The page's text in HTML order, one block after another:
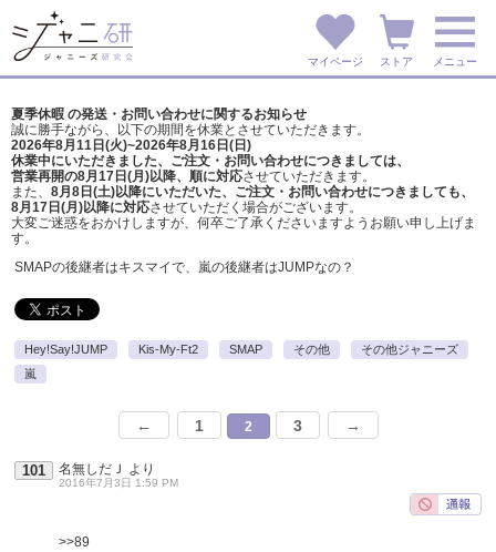
マイページ ストア メニュー
夏季休暇 の発送・お問い合わせに関するお知らせ
誠に勝手ながら、以下の期間を休業とさせていただきます。
2026年8月11日(火)~2026年8月16日(日)
休業中にいただきました、ご注文・お問い合わせにつきましては、
営業再開の8月17日(月)以降、順に対応させていただきます。
また、 8月8日(土)以降にいただいた、ご注文・ お問い合わせにつきましても、
8月17日(月)以降に対応させていただく場合がございます。
大変ご迷惑をおかけしますが、 何卒ご了承くださいますようお願い申し上げま
す。
SMAPの後継者はキスマイで、嵐の後継者はJUMPなの？
Hey!Say!JUMP Kis-My-Ft2 SMAP その他
その他ジャニーズ
嵐
← 1 2 3 →
101 名無しだＪ より
2016年7月3日 1:59 PM
>>89